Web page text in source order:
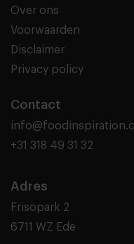
Over ons
Voorwaarden
Disclaimer
Privacy policy
Contact
+31 318 49 31 32
Adres
Frisopark 2
6711 WZ Ede